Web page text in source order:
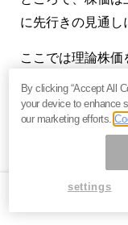
に先行きの見通し
ここでは理論株
論株価は業績とし
にみるかで変わ
囲も変わります。
EPS】＋１０１
By clicking “Accept All
your device to enhance
our marketing efforts.
settings